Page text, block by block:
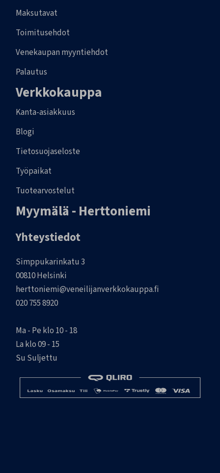
Maksutavat
Toimitusehdot
Venekaupan myyntiehdot
Palautus
Verkkokauppa
Kanta-asiakkuus
Blogi
Tietosuojaseloste
Työpaikat
Tuotearvostelut
Myymälä - Herttoniemi
Yhteystiedot
Simppukarinkatu 3
00810 Helsinki
herttoniemi@veneilijanverkkokauppa.fi
020 755 8920
Ma - Pe klo 10 - 18
La klo 09 - 15
Su Suljettu